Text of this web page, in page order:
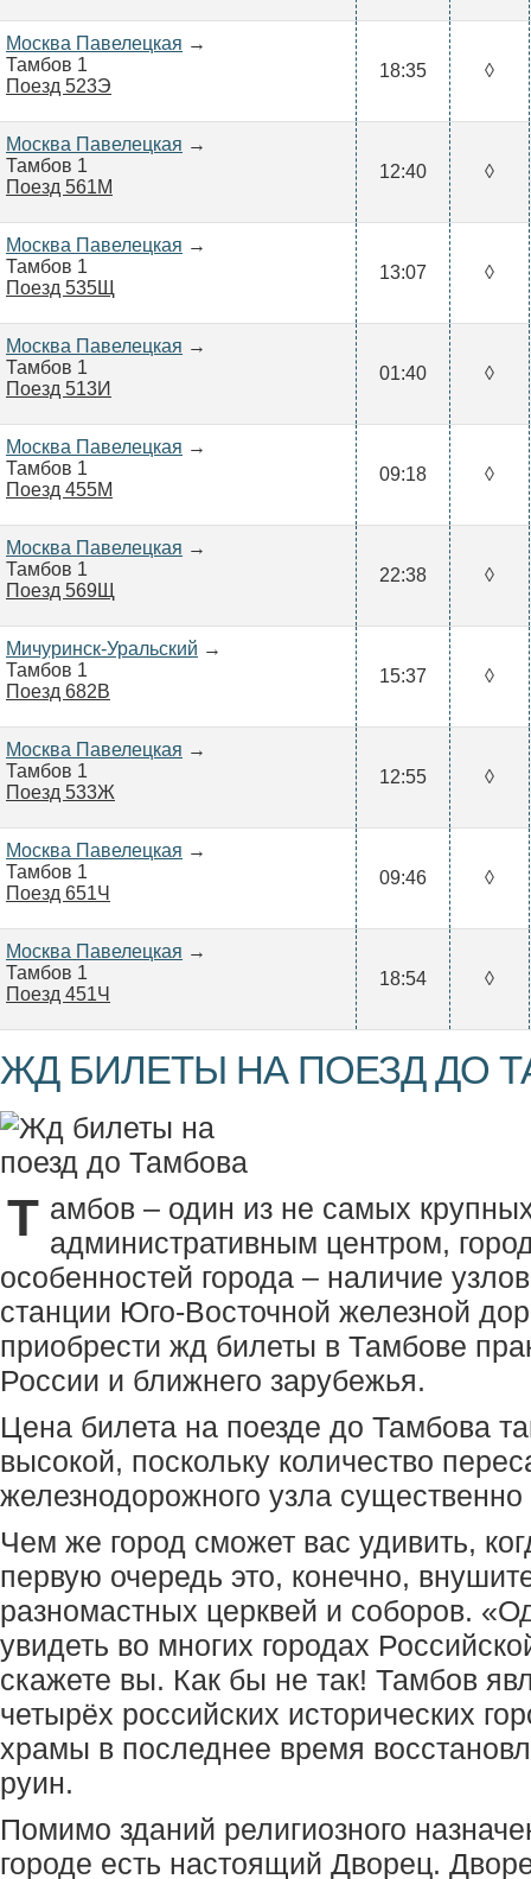
Москва Павелецкая →
Тамбов 1
Поезд 523Э
18:35 ◊
Москва Павелецкая →
Тамбов 1
Поезд 561М
12:40 ◊
Москва Павелецкая →
Тамбов 1
Поезд 535Щ
13:07 ◊
Москва Павелецкая →
Тамбов 1
Поезд 513И
01:40 ◊
Москва Павелецкая →
Тамбов 1
Поезд 455М
09:18 ◊
Москва Павелецкая →
Тамбов 1
Поезд 569Щ
22:38 ◊
Мичуринск-Уральский →
Тамбов 1
Поезд 682В
15:37 ◊
Москва Павелецкая →
Тамбов 1
Поезд 533Ж
12:55 ◊
Москва Павелецкая →
Тамбов 1
Поезд 651Ч
09:46 ◊
Москва Павелецкая →
Тамбов 1
Поезд 451Ч
18:54 ◊
ЖД БИЛЕТЫ НА ПОЕЗД ДО
Т амбов – один из не самых
административным центром,
особенностей города – наличие
станции Юго-Восточной железной
приобрести жд билеты в Тамбове
России и ближнего зарубежья.
Цена билета на поезде до Тамбова
высокой, поскольку количество
железнодорожного узла
Чем же город сможет вас удивить,
первую очередь это, конечно,
разномастных церквей и соборов.
увидеть во многих городах
скажете вы. Как бы не так! Тамбов
четырёх российских исторических
храмы в последнее время
руин.
Помимо зданий религиозного
городе есть настоящий Дворец.